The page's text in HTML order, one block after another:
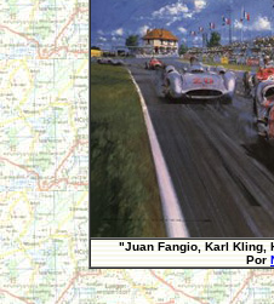
"Juan Fangio, Karl Kling,
Por